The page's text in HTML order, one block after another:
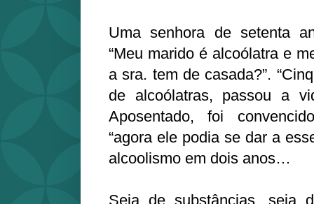
Uma senhora de setenta
“Meu marido é alcoólatra e
a sra. tem de casada?”.
de alcoólatras, passou a
Aposentado, foi
“agora ele podia se dar a
alcoolismo em dois anos…
Seja de substâncias, seja